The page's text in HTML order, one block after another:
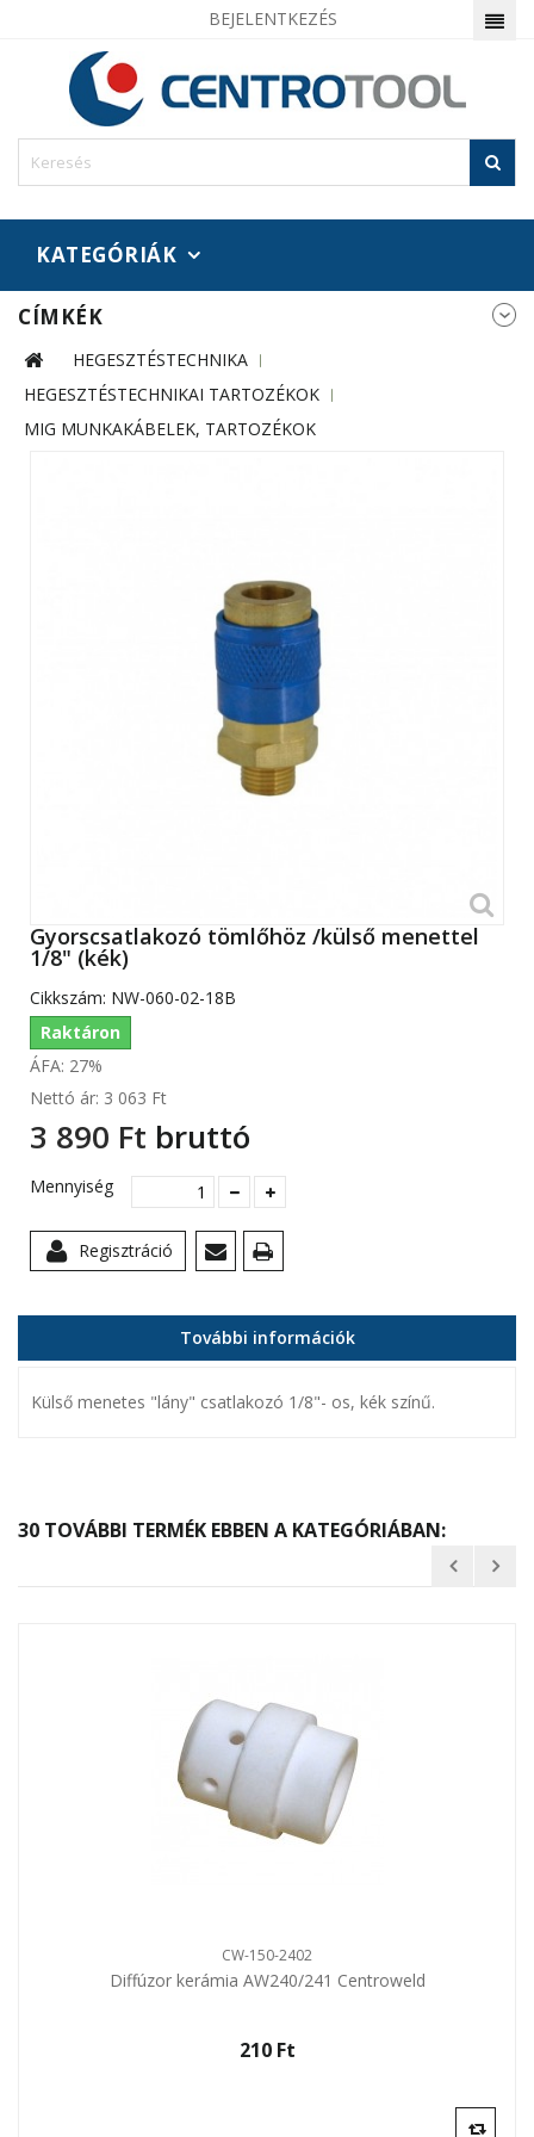
BEJELENTKEZÉS
KATEGÓRIÁK
CÍMKÉK
HEGESZTÉSTECHNIKA
HEGESZTÉSTECHNIKAI TARTOZÉKOK
MIG MUNKAKÁBELEK, TARTOZÉKOK
Gyorscsatlakozó tömlőhöz /külső menettel
1/8" (kék)
Cikkszám: NW-060-02-18B
Raktáron
ÁFA: 27%
Nettó ár: 3 063 Ft‎
3 890 Ft‎ bruttó
Mennyiség
Regisztráció
További információk
Külső menetes "lány" csatlakozó 1/8"- os, kék színű.
30 TOVÁBBI TERMÉK EBBEN A KATEGÓRIÁBAN:
CW-150-2402
Diffúzor kerámia AW240/241 Centroweld
210 Ft‎